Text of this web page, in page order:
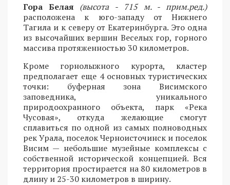
Гора Белая (высота - 715 м. - прим.ред.)
расположена к юго-западу от Нижнего
Тагила и к северу от Екатеринбурга. Это одна
из высочайших вершин Веселых гор, горного
массива протяженностью 30 километров.
Кроме горнолыжного курорта, кластер
предполагает еще 4 основных туристических
точки: буферная зона Висимского
заповедника, уникального
природоохранного объекта, парк «Река
Чусовая», откуда желающие смогут
сплавиться по одной из самых полноводных
рек Урала, поселок Черноисточинск и поселок
Висим — небольшие музейные комплексы с
собственной исторической концепцией. Вся
территория простирается на 80 километров в
длину и 25-30 километров в ширину.